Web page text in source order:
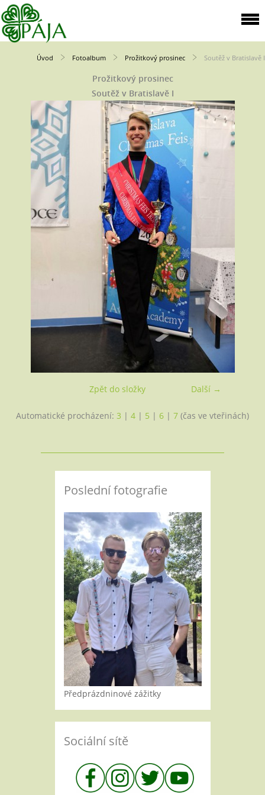
Úvod Fotoalbum Prožitkový prosinec Soutěž v Bratislavě I
Prožitkový prosinec
Soutěž v Bratislavě I
Další →
Zpět do složky
Automatické procházení: 3 | 4 | 5 | 6 | 7 (čas ve vteřinách)
Poslední fotografie
Předprázdninové zážitky
Sociální sítě